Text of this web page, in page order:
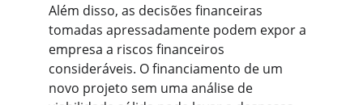
Além disso, as decisões financeiras
tomadas apressadamente podem expor a
empresa a riscos financeiros
consideráveis. O financiamento de um
novo projeto sem uma análise de